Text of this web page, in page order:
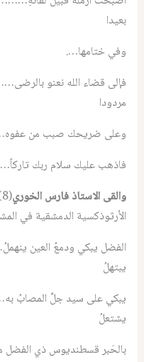
بعيدا
وفي ختامها….
فإلى قضاء الله نعنو
مردودا
وعلى ضريحك صبب من
فاذهب عليك سلام ربك
والقى الاستاذ فارس الخوري
الأرثوذكسية الدمشقية في
الفضل يبكي ودمعُ العين
يبتهلُ
يبكي على سيد جلَّ المصابُ
يشتعلُ
بالحَبر قسطنديوس ذي